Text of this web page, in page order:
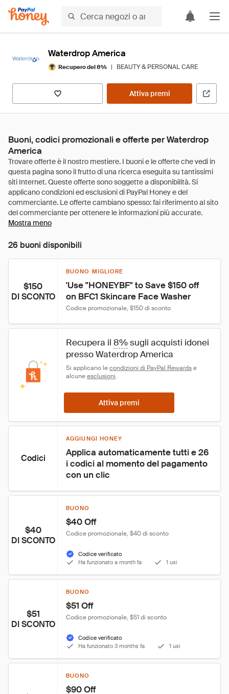
Waterdrop America
Recupero del 8% | BEAUTY & PERSONAL CARE
Attiva premi
Buoni, codici promozionali e offerte per Waterdrop
America
Mostra meno
26 buoni disponibili
$150
DI SCONTO
BUONO MIGLIORE
'Use "HONEYBF" to Save $150 off
on BFC1 Skincare Face Washer
Codice promozionale, $150 di sconto
Recupera il 8% sugli acquisti idonei
presso Waterdrop America
Si applicano le condizioni di PayPal Rewards e
alcune esclusioni.
Attiva premi
Codici
AGGIUNGI HONEY
Applica automaticamente tutti e 26
i codici al momento del pagamento
con un clic
$40
DI SCONTO
BUONO
$40 Off
Codice promozionale, $40 di sconto
Codice verificato
Ha funzionato a month fa
1 usi
$51
DI SCONTO
BUONO
$51 Off
Codice promozionale, $51 di sconto
Codice verificato
Ha funzionato 3 months fa
1 usi
BUONO
$90 Off